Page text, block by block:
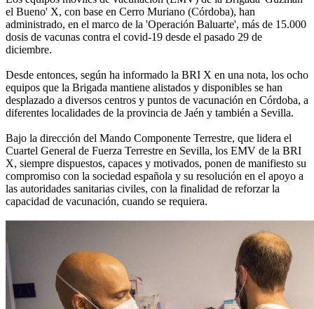
el Bueno' X, con base en Cerro Muriano (Córdoba), han
administrado, en el marco de la 'Operación Baluarte', más de 15.000
dosis de vacunas contra el covid-19 desde el pasado 29 de
diciembre.
Desde entonces, según ha informado la BRI X en una nota, los ocho
equipos que la Brigada mantiene alistados y disponibles se han
desplazado a diversos centros y puntos de vacunación en Córdoba, a
diferentes localidades de la provincia de Jaén y también a Sevilla.
Bajo la dirección del Mando Componente Terrestre, que lidera el
Cuartel General de Fuerza Terrestre en Sevilla, los EMV de la BRI
X, siempre dispuestos, capaces y motivados, ponen de manifiesto su
compromiso con la sociedad española y su resolución en el apoyo a
las autoridades sanitarias civiles, con la finalidad de reforzar la
capacidad de vacunación, cuando se requiera.